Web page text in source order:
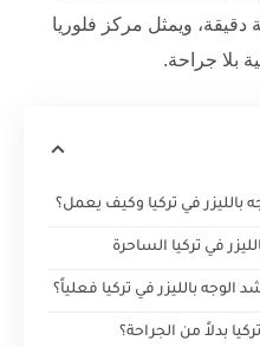
ويمثل مركز فلوريا
بلا جراحة.
بالليزر في تركيا وكيف يعمل؟
في تركيا الساحرة
الوجه بالليزر في تركيا فعلياً؟
بدلاً من الجراحة؟